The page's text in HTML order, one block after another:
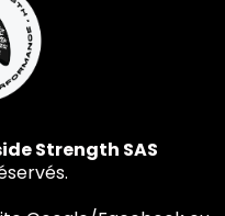
Strength SAS